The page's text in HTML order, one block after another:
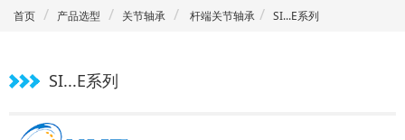
首页 产品选型 关节轴承 杆端关节轴承 SI...E系列
SI...E系列